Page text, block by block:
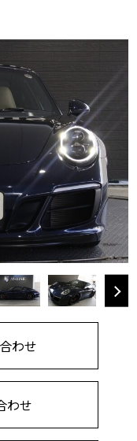
わせ
わせ